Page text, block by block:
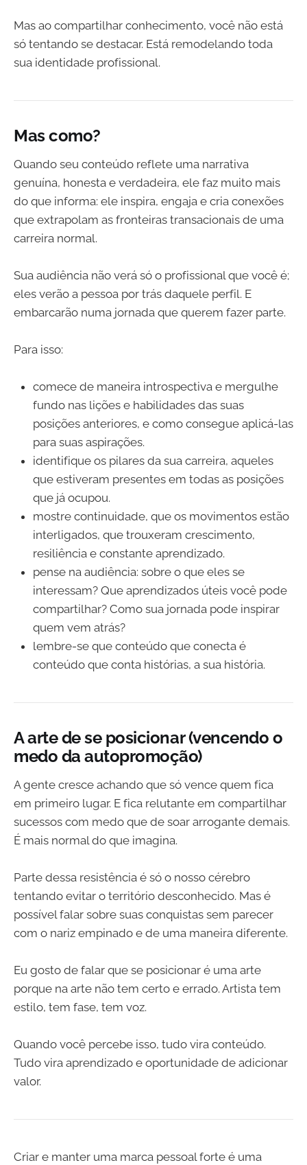
Mas ao compartilhar conhecimento, você não está
só tentando se destacar. Está remodelando toda
sua identidade profissional.
Mas como?
Quando seu conteúdo reflete uma narrativa
genuína, honesta e verdadeira, ele faz muito mais
do que informa: ele inspira, engaja e cria conexões
que extrapolam as fronteiras transacionais de uma
carreira normal.
Sua audiência não verá só o profissional que você é;
eles verão a pessoa por trás daquele perfil. E
embarcarão numa jornada que querem fazer parte.
Para isso:
comece de maneira introspectiva e mergulhe
fundo nas lições e habilidades das suas
posições anteriores, e como consegue aplicá-las
para suas aspirações.
identifique os pilares da sua carreira, aqueles
que estiveram presentes em todas as posições
que já ocupou.
mostre continuidade, que os movimentos estão
interligados, que trouxeram crescimento,
resiliência e constante aprendizado.
pense na audiência: sobre o que eles se
interessam? Que aprendizados úteis você pode
compartilhar? Como sua jornada pode inspirar
quem vem atrás?
lembre-se que conteúdo que conecta é
conteúdo que conta histórias, a sua história.
A arte de se posicionar (vencendo o
medo da autopromoção)
A gente cresce achando que só vence quem fica
em primeiro lugar. E fica relutante em compartilhar
sucessos com medo que de soar arrogante demais.
É mais normal do que imagina.
Parte dessa resistência é só o nosso cérebro
tentando evitar o território desconhecido. Mas é
possível falar sobre suas conquistas sem parecer
com o nariz empinado e de uma maneira diferente.
Eu gosto de falar que se posicionar é uma arte
porque na arte não tem certo e errado. Artista tem
estilo, tem fase, tem voz.
Quando você percebe isso, tudo vira conteúdo.
Tudo vira aprendizado e oportunidade de adicionar
valor.
Criar e manter uma marca pessoal forte é uma